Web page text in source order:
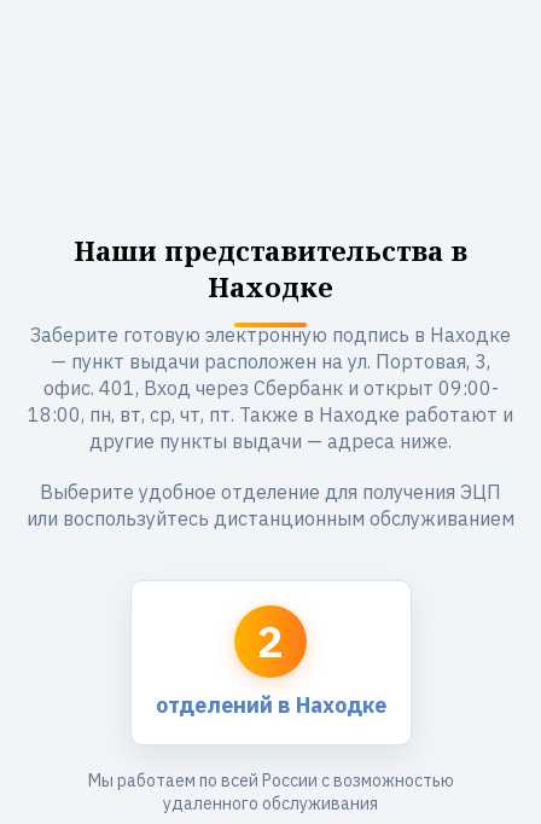
Наши представительства в
Находке
Заберите готовую электронную подпись в Находке
— пункт выдачи расположен на ул. Портовая, 3,
офис. 401, Вход через Сбербанк и открыт 09:00-
18:00, пн, вт, ср, чт, пт. Также в Находке работают и
другие пункты выдачи — адреса ниже.
Выберите удобное отделение для получения ЭЦП
или воспользуйтесь дистанционным обслуживанием
2
отделений в Находке
Мы работаем по всей России с возможностью
удаленного обслуживания